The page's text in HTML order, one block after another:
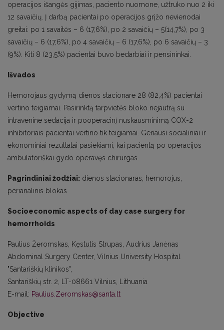
operacijos išangės gijimas, paciento nuomone, užtruko nuo 2 iki
12 savaičių. Į darbą pacientai po operacijos grįžo nevienodai
greitai: po 1 savaitės – 6 (17,6%), po 2 savaičių – 5(14,7%), po 3
savaičių – 6 (17,6%), po 4 savaičių – 6 (17,6%), po 6 savaičių – 3
(9%). Kiti 8 (23,5%) pacientai buvo bedarbiai ir pensininkai.
Išvados
Hemorojaus gydymą dienos stacionare 28 (82,4%) pacientai
vertino teigiamai. Pasirinktą tarpvietės bloko nejautrą su
intravenine sedacija ir pooperacinį nuskausminimą COX-2
inhibitoriais pacientai vertino tik teigiamai. Geriausi socialiniai ir
ekonominiai rezultatai pasiekiami, kai pacientą po operacijos
ambulatoriškai gydo operavęs chirurgas.
Pagrindiniai žodžiai: dienos stacionaras, hemorojus,
perianalinis blokas
Socioeconomic aspects of day case surgery for
hemorrhoids
Paulius Žeromskas, Kęstutis Strupas, Audrius Janėnas
Abdominal Surgery Center, Vilnius University Hospital
"Santariškių klinikos",
Santariškių str. 2, LT-08661 Vilnius, Lithuania
E-mail: Paulius.Zeromskas@santa.lt
Objective